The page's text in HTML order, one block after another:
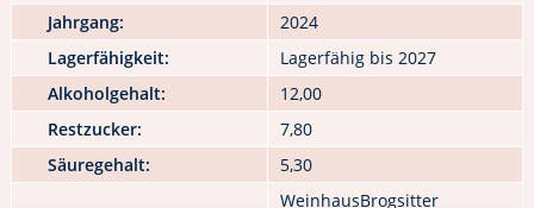
Jahrgang:
2024
Lagerfähigkeit:
Lagerfähig bis 2027
Alkoholgehalt:
12,00
Restzucker:
7,80
Säuregehalt:
5,30
WeinhausBrogsitter